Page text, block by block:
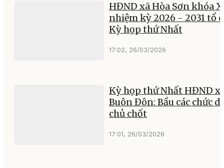
HĐND xã Hòa Sơn khóa
nhiệm kỳ 2026 - 2031 tổ
Kỳ họp thứ Nhất
17:02, 26/03/2026
Kỳ họp thứ Nhất HĐND
Buôn Đôn: Bầu các chức
chủ chốt
17:01, 26/03/2026